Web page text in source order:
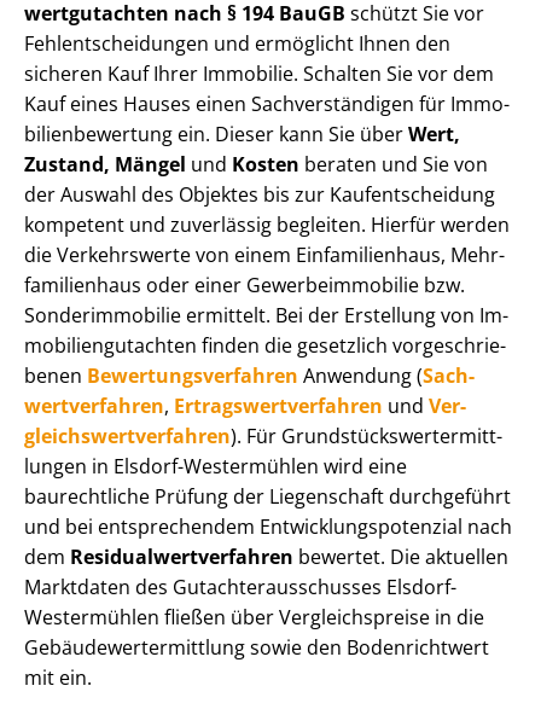
wert­gut­ach­ten nach § 194 BauGB schützt Sie vor
Fehl­ent­schei­dun­gen und ermöglicht Ihnen den
sicheren Kauf Ihrer Immobilie. Schalten Sie vor dem
Kauf eines Hauses einen Sach­ver­stän­di­gen für Im­mo­
bi­li­en­be­wer­tung ein. Dieser kann Sie überWert,
Zustand, Mängel und Kosten beraten und Sie von
der Auswahl des Objektes bis zur Kauf­ent­schei­dung
kompetent und zuverlässig begleiten. Hierfür werden
die Verkehrswerte von einem Einfamilienhaus, Mehr­
fa­mi­li­en­haus oder einer Ge­wer­be­im­mo­bi­lie bzw.
Sonderimmobilie ermittelt. Bei der Erstellung von Im­
mo­bi­li­en­gut­ach­ten finden die gesetzlich vor­ge­schrie­
be­nen Be­wer­tungs­ver­fah­ren Anwendung (Sach­
wert­ver­fah­ren, Er­trags­wert­ver­fah­ren und Ver­
gleichs­wert­ver­fah­ren). Für Grund­stücks­wert­ermitt­
lun­gen in Elsdorf-Westermühlen wird eine
baurechtliche Prüfung der Liegenschaft durchgeführt
und bei entsprechendem Ent­wick­lungs­po­ten­zi­al nach
dem Re­si­du­al­wert­ver­fah­ren bewertet. Die aktuellen
Marktdaten des Gut­ach­ter­aus­schus­ses Elsdorf-
Westermühlen fließen über Ver­gleichs­prei­se in die
Ge­bäu­de­wert­ermitt­lung sowie den Bodenrichtwert
mit ein.